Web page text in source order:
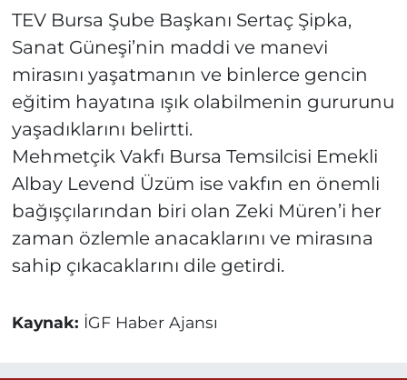
TEV Bursa Şube Başkanı Sertaç Şipka,
Sanat Güneşi’nin maddi ve manevi
mirasını yaşatmanın ve binlerce gencin
eğitim hayatına ışık olabilmenin gururunu
yaşadıklarını belirtti.
Mehmetçik Vakfı Bursa Temsilcisi Emekli
Albay Levend Üzüm ise vakfın en önemli
bağışçılarından biri olan Zeki Müren’i her
zaman özlemle anacaklarını ve mirasına
sahip çıkacaklarını dile getirdi.
Kaynak: İGF Haber Ajansı